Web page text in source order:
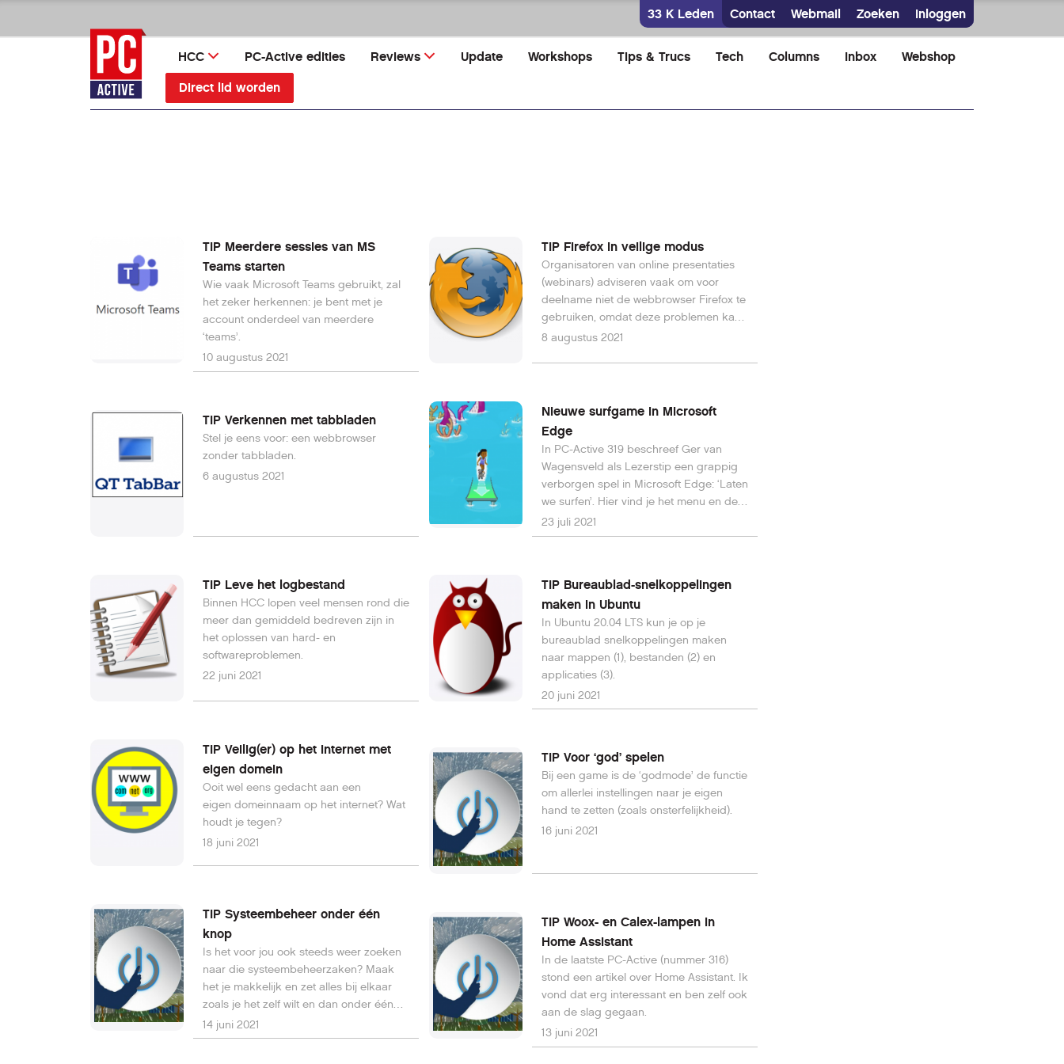
direct
naar
inhoud
33 K Leden Contact Webmail Zoeken Inloggen
HCC PC-Active edities Reviews Update Workshops Tips & Trucs Tech Columns Inbox Webshop
Direct lid worden
TIP Meerdere sessies van MS
Teams starten
Wie vaak Microsoft Teams gebruikt, zal
het zeker herkennen: je bent met je
account onderdeel van meerdere
‘teams’.
10 augustus 2021
TIP Verkennen met tabbladen
Stel je eens voor: een webbrowser
zonder tabbladen.
6 augustus 2021
TIP Leve het logbestand
Binnen HCC lopen veel mensen rond die
meer dan gemiddeld bedreven zijn in
het oplossen van hard- en
softwareproblemen.
22 juni 2021
TIP Veilig(er) op het internet met
eigen domein
Ooit wel eens gedacht aan een
eigen domeinnaam op het internet? Wat
houdt je tegen?
18 juni 2021
TIP Systeembeheer onder één
knop
Is het voor jou ook steeds weer zoeken
naar die systeembeheerzaken? Maak
het je makkelijk en zet alles bij elkaar
zoals je het zelf wilt en dan onder één
icoon op de desktop.
14 juni 2021
TIP Firefox in veilige modus
Organisatoren van online presentaties
(webinars) adviseren vaak om voor
deelname niet de webbrowser Firefox te
gebruiken, omdat deze problemen kan
geven.
8 augustus 2021
Nieuwe surfgame in Microsoft
Edge
In PC-Active 319 beschreef Ger van
Wagensveld als Lezerstip een grappig
verborgen spel in Microsoft Edge: ‘Laten
we surfen’. Hier vind je het menu en de
uitgebreide spelinstructies.
23 juli 2021
TIP Bureaublad-snelkoppelingen
maken in Ubuntu
In Ubuntu 20.04 LTS kun je op je
bureaublad snelkoppelingen maken
naar mappen (1), bestanden (2) en
applicaties (3).
20 juni 2021
TIP Voor ‘god’ spelen
Bij een game is de ‘godmode’ de functie
om allerlei instellingen naar je eigen
hand te zetten (zoals onsterfelijkheid).
16 juni 2021
TIP Woox- en Calex-lampen in
Home Assistant
In de laatste PC-Active (nummer 316)
stond een artikel over Home Assistant. Ik
vond dat erg interessant en ben zelf ook
aan de slag gegaan.
13 juni 2021